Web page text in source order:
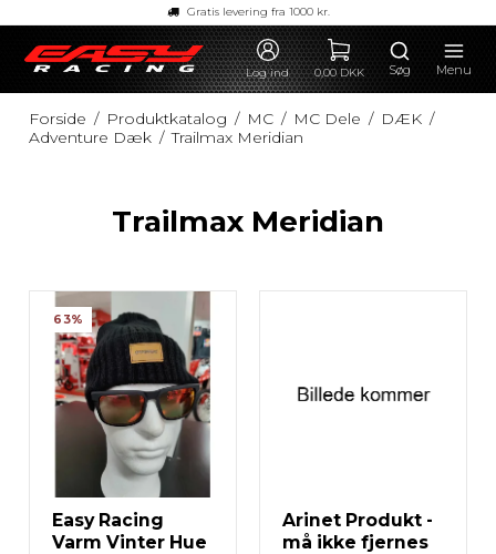
Gratis levering fra 1000 kr.
Log ind 0,00 DKK Søg Menu
Forside / Produktkatalog / MC / MC Dele / DÆK /
Adventure Dæk / Trailmax Meridian
Trailmax Meridian
63%
Easy Racing
Varm Vinter Hue
Arinet Produkt -
må ikke fjernes